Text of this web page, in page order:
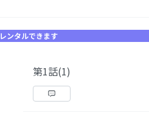
レンタルできます
第1話(1)